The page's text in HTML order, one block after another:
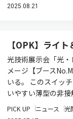
2025.08.21
【OPK】ライ
光技術展示会「光
メージ【ブース
いる。 このスイッ
いやすい薄型の非
PICK UP ニュース 光